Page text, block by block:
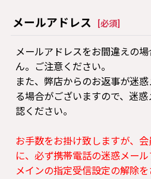
メールアドレス 必須
メールアドレスをお間違えの
ん。ご注意ください。
また、弊店からのお返事が迷
る場合がございますので、迷
認ください。
お手数をお掛け致しますが、
に、必ず携帯電話の迷惑メー
メインの指定受信設定の解除